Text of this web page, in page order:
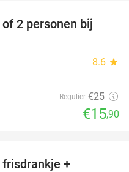
36%
2 personen bij
8.6 star
Regulier €25
€15,90
+